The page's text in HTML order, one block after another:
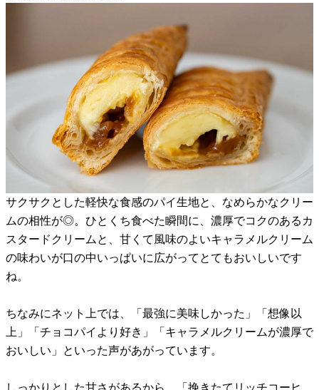
サクサクとした軽快な食感のパイ生地と、なめらかなクリー
ムの相性が◎。ひとくち食べた瞬間に、濃厚でコクのあるカ
スタードクリームと、甘くて風味のよいキャラメルクリーム
の味わいが口の中いっぱいに広がってとてもおいしいです
ね。
ちなみにネット上では、「最強に美味しかった」「想像以
上」「チョコパイより好き」「キャラメルクリームが濃厚で
おいしい」といった声があがっています。
しっかりとした甘さがあるから、「挽きたてリッチコーヒ